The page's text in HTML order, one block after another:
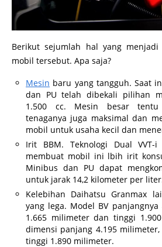
Berikut sejumlah hal yang
mobil tersebut. Apa saja?
Mesin baru yang tangguh. Saat
dan PU telah dibekali pilihan
1.500 cc. Mesin besar tentu
tenaganya juga maksimal dan
mobil untuk usaha kecil dan
Irit BBM. Teknologi Dual
membuat mobil ini lbih irit
Minibus dan PU dapat
untuk jarak 14,2 kilometer per
Kelebihan Daihatsu Granmax
yang lega. Model BV
1.665 milimeter dan tinggi
dimensi panjang 4.195
tinggi 1.890 milimeter.